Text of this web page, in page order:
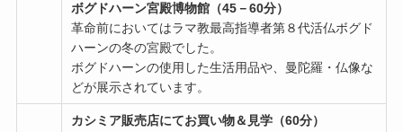
ボグドハーン宮殿博物館（45－60分）
革命前においてはラマ教最高指導者第８代活仏ボグド
ハーンの冬の宮殿でした。
ボグドハーンの使用した生活用品や、曼陀羅・仏像な
どが展示されています。
カシミア販売店にてお買い物＆見学（60分）